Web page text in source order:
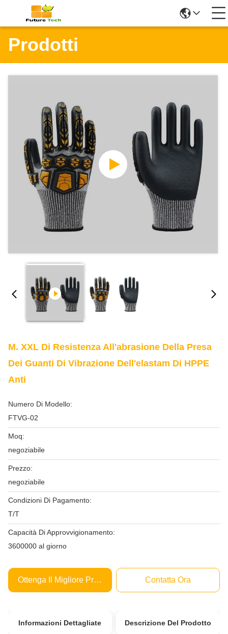
Prodotti
M. XXL Di Resistenza All'abrasione Della Presa
Dei Guanti Di Vibrazione Dell'elastam Di HPPE
Anti
Numero Di Modello:
FTVG-02
Moq:
negoziabile
Prezzo:
negoziabile
Condizioni Di Pagamento:
T/T
Capacità Di Approvvigionamento:
3600000 al giorno
Ottenga Il Migliore Prezzo Contatta Ora
Informazioni Dettagliate Descrizione Del Prodotto